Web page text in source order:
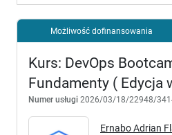
Możliwość dofinansowania
Kurs: DevOps
Fundamenty ( Edycja
Numer usługi 2026/03/18/22948/
Ernabo Adrian